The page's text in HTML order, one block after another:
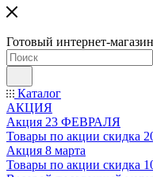
Готовый интернет-
Каталог
АКЦИЯ
Акция 23 ФЕВРАЛЯ
Товары по акции скидка
Акция 8 марта
Товары по акции скидка